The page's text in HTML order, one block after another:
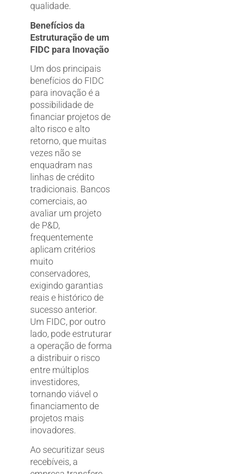
qualidade.
Benefícios da
Estruturação de um
FIDC para Inovação
Um dos principais
benefícios do FIDC
para inovação é a
possibilidade de
financiar projetos de
alto risco e alto
retorno, que muitas
vezes não se
enquadram nas
linhas de crédito
tradicionais. Bancos
comerciais, ao
avaliar um projeto
de P&D,
frequentemente
aplicam critérios
muito
conservadores,
exigindo garantias
reais e histórico de
sucesso anterior.
Um FIDC, por outro
lado, pode estruturar
a operação de forma
a distribuir o risco
entre múltiplos
investidores,
tornando viável o
financiamento de
projetos mais
inovadores.
Ao securitizar seus
recebíveis, a